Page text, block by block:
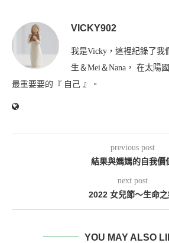
VICKY902
我是Vicky，這裡紀錄了我
生＆Mei＆Nana， 在太陽
最重要要的『 自己 』。
previous post
結果與媽媽的自我價
next post
2022 女兒節～生命
YOU MAY ALSO